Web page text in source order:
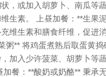
，或加入胡萝卜、南瓜等
生素。 上昼加餐：**生果
维生素和膳食纤维，促进
粥** 将鸡蛋煮熟后取蛋黄
加入少许菠菜、胡萝卜等
加餐：**酸奶或奶酪** 秉承